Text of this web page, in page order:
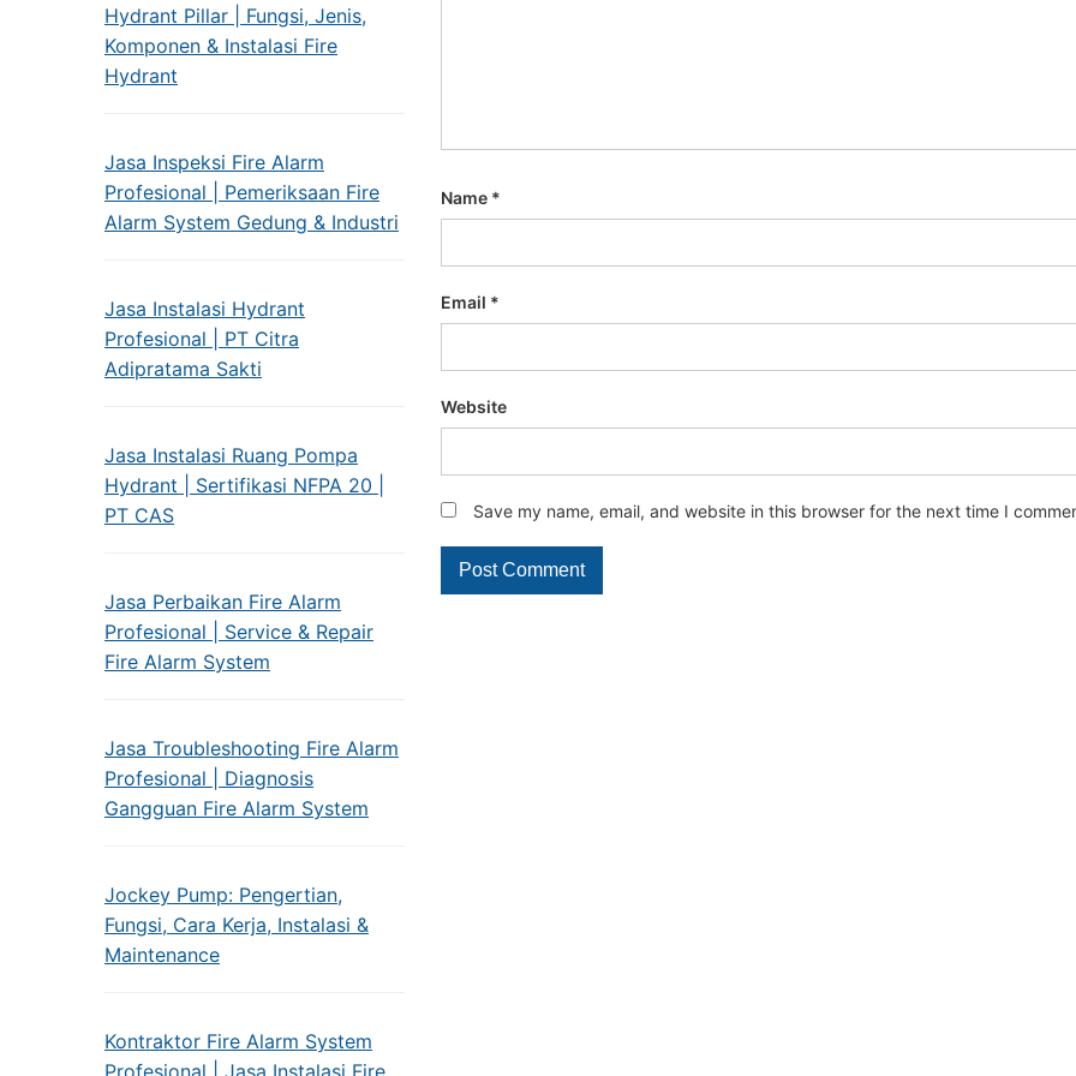
Hydrant Pillar | Fungsi, Jenis,
Komponen & Instalasi Fire
Hydrant
Jasa Inspeksi Fire Alarm
Profesional | Pemeriksaan Fire
Alarm System Gedung & Industri
Jasa Instalasi Hydrant
Profesional | PT Citra
Adipratama Sakti
Jasa Instalasi Ruang Pompa
Hydrant | Sertifikasi NFPA 20 |
PT CAS
Jasa Perbaikan Fire Alarm
Profesional | Service & Repair
Fire Alarm System
Jasa Troubleshooting Fire Alarm
Profesional | Diagnosis
Gangguan Fire Alarm System
Jockey Pump: Pengertian,
Fungsi, Cara Kerja, Instalasi &
Maintenance
Kontraktor Fire Alarm System
Profesional | Jasa Instalasi Fire
Name *
Email *
Website
Save my name, email, and website in this browser for the next time I